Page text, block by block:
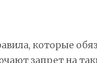
которые
запрет на